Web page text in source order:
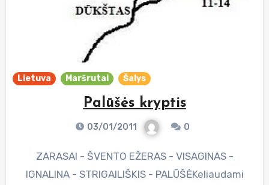
Lietuva Maršrutai Šalys
Palūšės kryptis
03/01/2011 0
ZARASAI - ŠVENTO EŽERAS - VISAGINAS -
IGNALINA - STRIGAILIŠKIS - PALŪŠĖKeliaudami